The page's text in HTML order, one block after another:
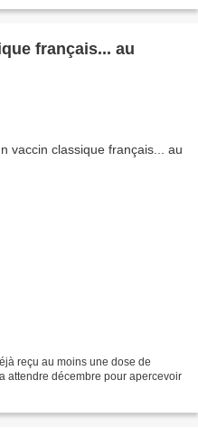
français... au
reçu au moins une dose de
attendre décembre pour apercevoir